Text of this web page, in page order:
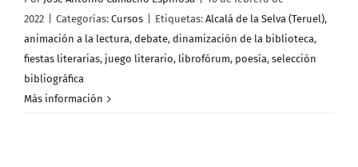
2022
Categorías: Cursos Etiquetas: Alcalá de la Selva (Teruel),
animación a la lectura, debate, dinamización de la biblioteca,
fiestas literarias, juego literario, librofórum, poesía, selección
bibliográfica
Más información